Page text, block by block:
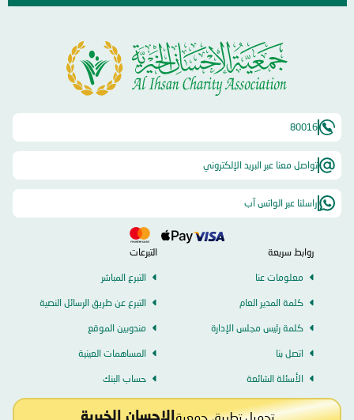
80016
تواصل معنا عبر البريد الإلكتروني
راسلنا عبر الواتس آب
روابط سريعة
معلومات عنا
كلمة المدير العام
كلمة رئيس مجلس الإدارة
اتصل بنا
الأسئلة الشائعة
التبرعات
التبرع المباشر
التبرع عن طريق الرسائل النصية
مندوبين الموقع
المساهمات العينية
حساب البنك
تحميل تطبيق جمعية الإحسان الخيرية